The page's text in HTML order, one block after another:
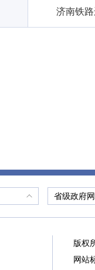
济南铁
省级政府
版权
网站